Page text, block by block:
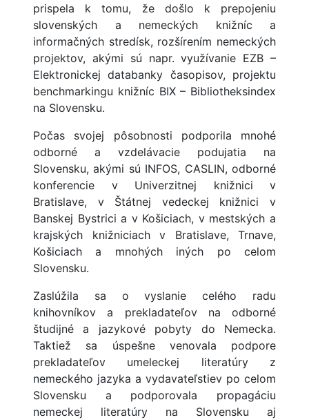
prispela k tomu, že došlo k prepojeniu
slovenských a nemeckých knižníc a
informačných stredísk, rozšírením nemeckých
projektov, akými sú napr. využívanie EZB –
Elektronickej databanky časopisov, projektu
benchmarkingu knižníc BIX – Bibliotheksindex
na Slovensku.
Počas svojej pôsobnosti podporila mnohé
odborné a vzdelávacie podujatia na
Slovensku, akými sú INFOS, CASLIN, odborné
konferencie v Univerzitnej knižnici v
Bratislave, v Štátnej vedeckej knižnici v
Banskej Bystrici a v Košiciach, v mestských a
krajských knižniciach v Bratislave, Trnave,
Košiciach a mnohých iných po celom
Slovensku.
Zaslúžila sa o vyslanie celého radu
knihovníkov a prekladateľov na odborné
študijné a jazykové pobyty do Nemecka.
Taktiež sa úspešne venovala podpore
prekladateľov umeleckej literatúry z
nemeckého jazyka a vydavateľstiev po celom
Slovensku a podporovala propagáciu
nemeckej literatúry na Slovensku aj